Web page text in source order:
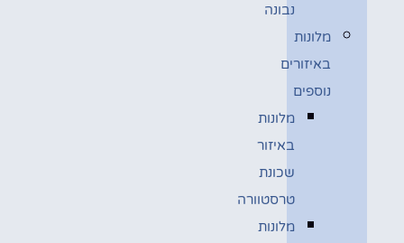
נבונה
מלונות
באיזורים
נוספים
מלונות
באיזור
שכונת
טרסטוורה
מלונות